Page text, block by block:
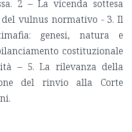
2 – La vicenda sottesa
del vulnus normativo - 3. Il
genesi, natura e
costituzionale
– 5. La rilevanza della
del rinvio alla Corte